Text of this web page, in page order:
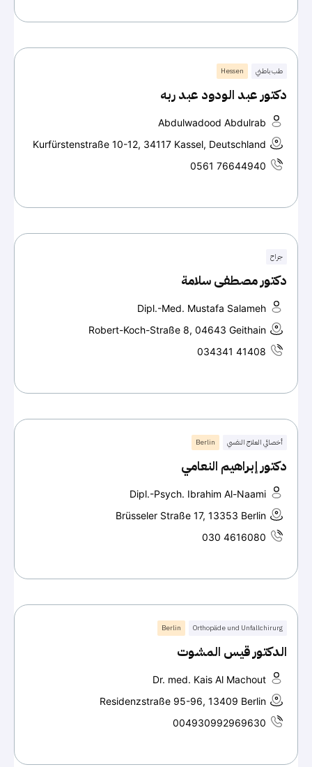
طب باطني Hessen
دكتور عبد الودود عبد ربه
Abdulwadood Abdulrab
Kurfürstenstraße 10-12, 34117 Kassel, Deutschland
0561 76644940
جراح
دكتور مصطفى سلامة
Dipl.-Med. Mustafa Salameh
Robert-Koch-Straße 8, 04643 Geithain
034341 41408
أخصائي العلاج النفسي Berlin
دكتور إبراهيم النعامي
Dipl.-Psych. Ibrahim Al-Naami
Brüsseler Straße 17, 13353 Berlin
030 4616080
Orthopäde und Unfallchirurg
Berlin
الدكتور قيس المشوت
Dr. med. Kais Al Machout
Residenzstraße 95-96, 13409 Berlin
004930992969630